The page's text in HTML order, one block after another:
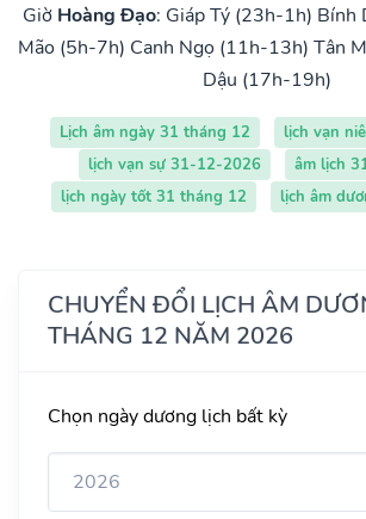
Giờ Hoàng Đạo: Giáp Tý (23h-1h) Bính
Mão (5h-7h) Canh Ngọ (11h-13h) Tân
Dậu (17h-19h)
Lịch âm ngày 31 tháng 12
lịch vạn
lịch vạn sự 31-12-2026
âm lịch
lịch ngày tốt 31 tháng 12
lịch âm
CHUYỂN ĐỔI LỊCH ÂM
THÁNG 12 NĂM 2026
Chọn ngày dương lịch bất kỳ